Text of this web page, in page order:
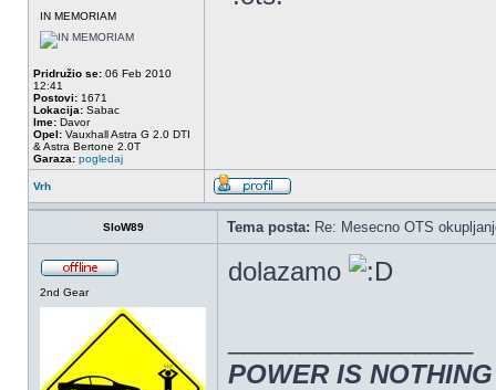
IN MEMORIAM
Pridružio se: 06 Feb 2010
12:41
Postovi: 1671
Lokacija: Sabac
Ime: Davor
Opel: Vauxhall Astra G 2.0 DTI
& Astra Bertone 2.0T
Garaza: pogledaj
Vrh
SloW89 Tema posta: Re: Mesecno OTS
2nd Gear
dolazamo
POWER IS